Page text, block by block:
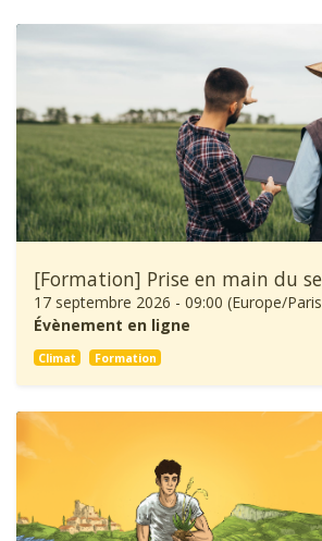
17 septembre 2026 - 09:00 (Europe/Paris
Évènement en ligne
Climat Formation